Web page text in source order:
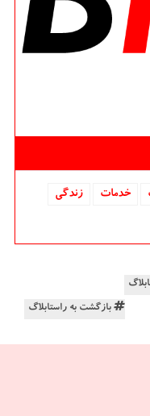
خدمات
زندگی
بازگشت به راستابلاگ